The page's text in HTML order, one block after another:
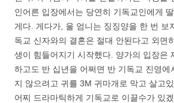
인어른 입장에서는 당연히 기독교인에게
게다. 게다가, 울 엄니는 징징양을 한 번 보
독교 신자와의 결혼은 절대 안된다고 외면
생이 힘들어지기 시작했다. 양가의 입장은
하고도 반 십년을 어쩌면 반 기독교 진영에
지 않으려고 귀를 3M 귀마개로 막고 살고
어찌 드라마틱하게 기독교로 이끌수가 있